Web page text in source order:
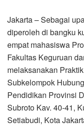
Jakarta – Sebagai
diperoleh di bangku
empat mahasiswa
Fakultas Keguruan
melaksanakan
Subkelompok
Pendidikan Provinsi
Subroto Kav. 40-41,
Setiabudi, Kota